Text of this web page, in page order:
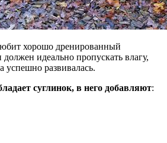
хорошо дренированный
идеально пропускать влагу,
успешно развивалась.
суглинок, в него добавляют: